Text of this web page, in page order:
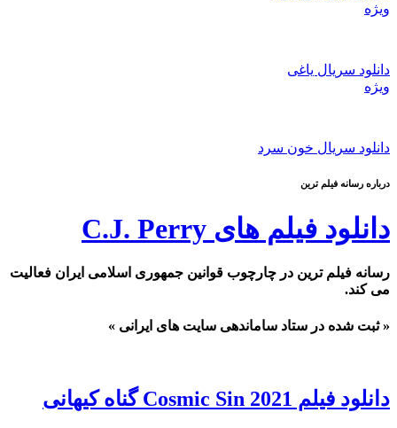
ویژه
دانلود سریال یاغی
ویژه
دانلود سریال خون سرد
درباره رسانه فیلم ترین
دانلود فیلم های C.J. Perry
رسانه فیلم ترین در چارچوب قوانین جمهوری اسلامی ایران فعالیت
می کند.
« ثبت شده در ستاد ساماندهی سایت های ایرانی »
دانلود فیلم Cosmic Sin 2021 گناه کیهانی